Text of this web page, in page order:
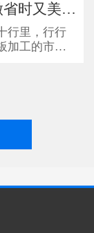
顺
武汉钢板加工怎么做省时又美观？
行里，行行
加工的市场
其